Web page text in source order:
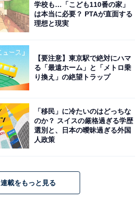
学校も…「こども110番の家」
は本当に必要？ PTAが直面する
理想と現実
【要注意】東京駅で絶対にハマ
る「最遠ホーム」と「メトロ乗
り換え」の絶望トラップ
「移民」に冷たいのはどっちな
のか？ スイスの厳格過ぎる学歴
選別と、日本の曖昧過ぎる外国
人政策
連載をもっと見る